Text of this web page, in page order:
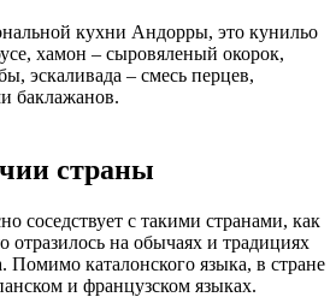
кухни Андорры, это кунильо
хамон – сыровяленый окорок,
эскаливада – смесь перцев,
баклажанов.
страны
соседствует с такими странами, как
на обычаях и традициях
Помимо каталонского языка, в стране
и французском языках.